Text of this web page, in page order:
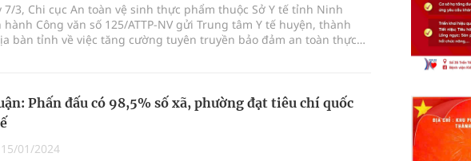
7/3, Chi cục An toàn vệ sinh thực phẩm thuộc Sở Y tế tỉnh Ninh
Công văn số 125/ATTP-NV gửi Trung tâm Y tế huyện, thành
bàn tỉnh về việc tăng cường tuyên truyền bảo đảm an toàn thực
Phấn đấu có 98,5% số xã, phường đạt tiêu chí quốc
15/01/2024